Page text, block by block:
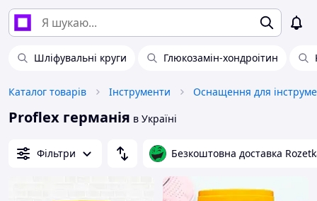
Шліфувальні круги Глюкозамін-хондроітин
Каталог товарів Інструменти Оснащення для
Proflex германія в Україні
Фільтри Безкоштовна доставка